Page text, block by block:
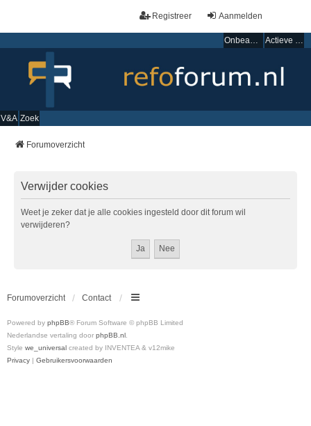
Aanmelden
Registreer
Onbeantwoorde onderwerpen Actieve onderwerpen
V&A Zoek
Forumoverzicht
Verwijder cookies
Weet je zeker dat je alle cookies ingesteld door dit forum wil
verwijderen?
Forumoverzicht Contact
Powered by phpBB® Forum Software © phpBB Limited
Nederlandse vertaling door phpBB.nl
Style we_universal created by INVENTEA & v12mike
Privacy | Gebruikersvoorwaarden